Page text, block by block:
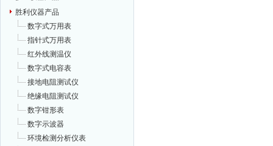
胜利仪器产品
数字式万用表
指针式万用表
红外线测温仪
数字式电容表
接地电阻测试仪
绝缘电阻测试仪
数字钳形表
数字示波器
环境检测分析仪表